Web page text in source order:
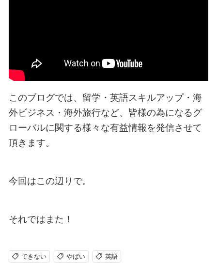
このブログでは、留学・英語スキルアップ・海
外ビジネス・海外旅行など、皆様の為になるグ
ローバルに関する様々な有益情報を発信させて
頂きます。
今回はこの辺りで。
それではまた！
できない やばい 英語